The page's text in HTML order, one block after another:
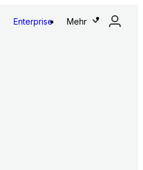
Enterprise Mehr